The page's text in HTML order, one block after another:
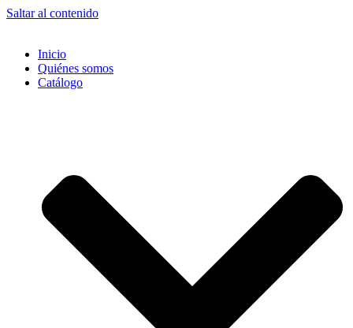
Saltar al contenido
Inicio
Quiénes somos
Catálogo